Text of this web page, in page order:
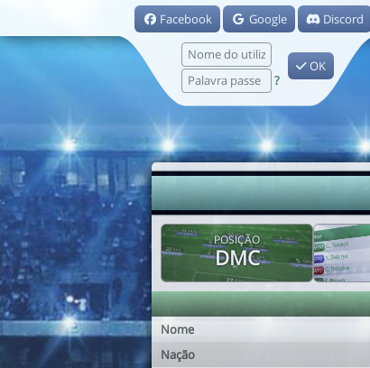
Facebook Google Discord
?
OK
POSIÇÃO
DMC
Nome
Nação